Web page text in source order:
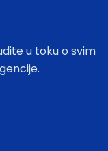
u toku o svim